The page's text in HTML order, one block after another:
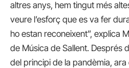
altres anys, hem tingut més
veure l’esforç que es va fer
ho estan reconeixent”, explica
de Música de Sallent. Després
del principi de la pandèmia,